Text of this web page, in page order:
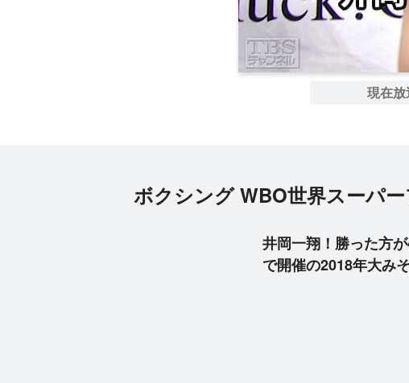
現在放
ボクシング WBO世界スーパ
井岡一翔！勝った方
で開催の2018年大み